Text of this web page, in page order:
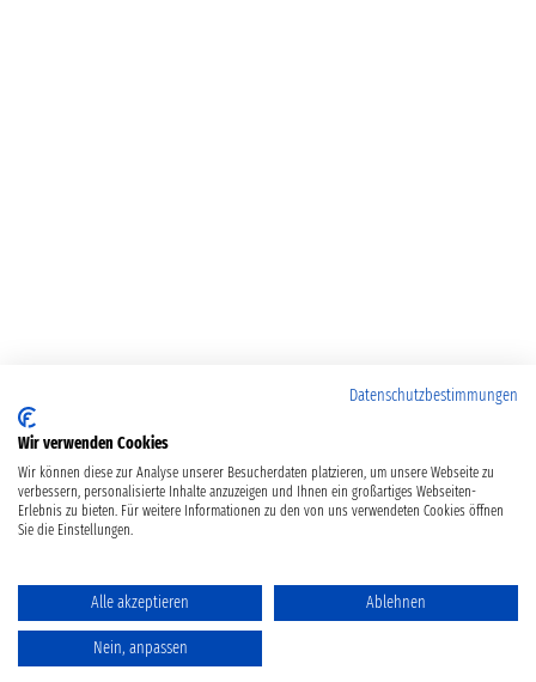
Datenschutzbestimmungen
Wir verwenden Cookies
Wir können diese zur Analyse unserer Besucherdaten platzieren, um unsere Webseite zu
verbessern, personalisierte Inhalte anzuzeigen und Ihnen ein großartiges Webseiten-
Erlebnis zu bieten. Für weitere Informationen zu den von uns verwendeten Cookies öffnen
Sie die Einstellungen.
Alle akzeptieren Ablehnen
Nein, anpassen